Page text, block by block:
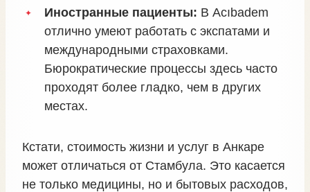
Иностранные пациенты: В Acıbadem
отлично умеют работать с экспатами и
международными страховками.
Бюрократические процессы здесь часто
проходят более гладко, чем в других
местах.
Кстати, стоимость жизни и услуг в Анкаре
может отличаться от Стамбула. Это касается
не только медицины, но и бытовых расходов,